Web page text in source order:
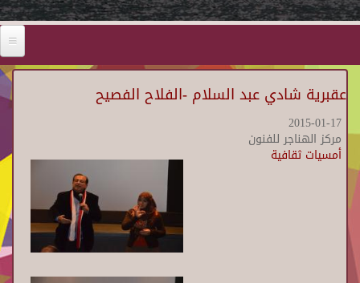
عقبرية شادي عبد السلام -الفلاح الفصيح
2015-01-17
مركز الهناجر للفنون
أمسيات ثقافية